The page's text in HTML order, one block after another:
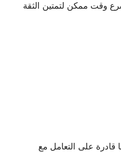
وقت ممكن لتمتين الثقة
قادرة على التعامل مع